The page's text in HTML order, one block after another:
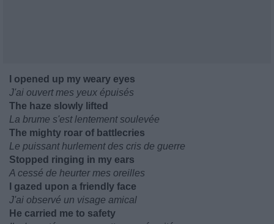
I opened up my weary eyes
J'ai ouvert mes yeux épuisés
The haze slowly lifted
La brume s'est lentement soulevée
The mighty roar of battlecries
Le puissant hurlement des cris de guerre
Stopped ringing in my ears
A cessé de heurter mes oreilles
I gazed upon a friendly face
J'ai observé un visage amical
He carried me to safety